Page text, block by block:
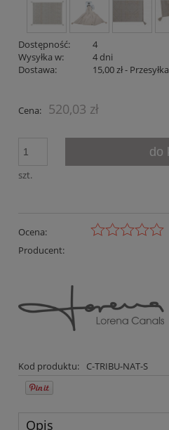
Dostępność:
4
Wysyłka w:
4 dni
Dostawa:
15,00 zł-
Cena nie zawiera ewentualnych
Cena: 520,03 zł
szt.
do
Ocena:
Producent:
Kod produktu: C-TRIBU-NAT-S
Opis